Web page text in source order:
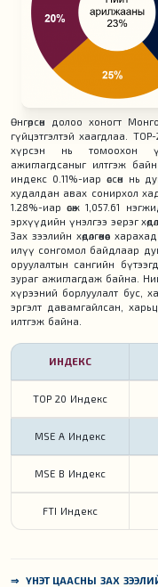
Өнгөрсөн долоо хоногт
гүйцэтгэлтэй хаагдлаа.
хүрсэн нь томоохон
ажиглагдсаныг илтгэж
индекс 0.11%-иар өссөн нь
худалдан авах сонирхол
1.28%-иар өсөж 1,057.61
эрхүүдийн үнэлгээ эерэг
Зах зээлийн хөдөлгөөнөөс
илүү сонгомол байдлаар
оруулалтын сангийн
зураг ажиглагдаж байна.
хүрээний борлуулалт бус,
эргэлт давамгайлсан,
илтгэж байна.
ИНДЕКС
TOP 20 Индекс
MSE A Индекс
MSE B Индекс
FTI Индекс
⇒ ҮНЭТ ЦААСНЫ ЗАХ